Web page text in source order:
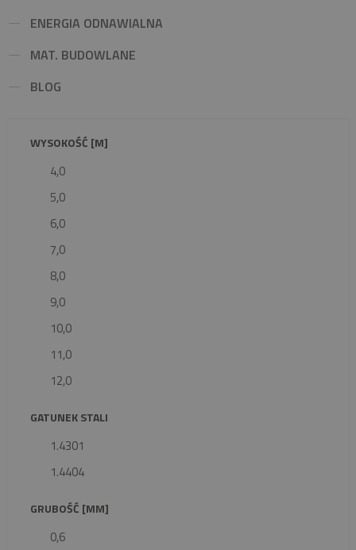
ENERGIA ODNAWIALNA
MAT. BUDOWLANE
BLOG
WYSOKOŚĆ [M]
4,0
5,0
6,0
7,0
8,0
9,0
10,0
11,0
12,0
GATUNEK STALI
1.4301
1.4404
GRUBOŚĆ [MM]
0,6